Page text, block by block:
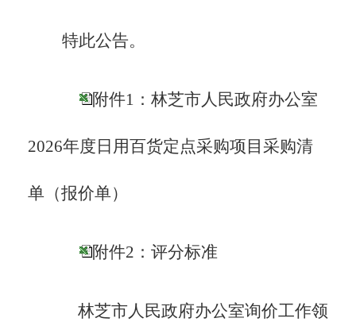
特此公告。
附件1：林芝市人民政府办公室
2026年度日用百货定点采购项目采购清
单（报价单）
附件2：评分标准
林芝市人民政府办公室询价工作领